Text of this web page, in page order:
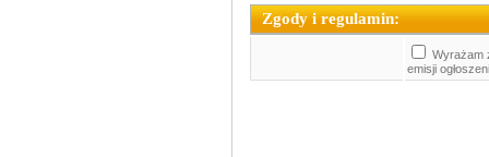
Zgody i regulamin:
Wyrażam
emisji